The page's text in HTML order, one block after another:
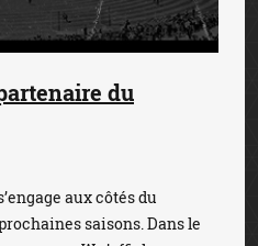
du
aux côtés du
saisons. Dans le